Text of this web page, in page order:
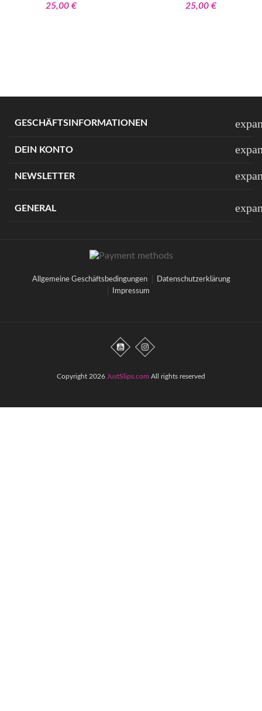
25,00 €
25,00 €
GESCHÄFTSINFORMATIONEN
DEIN KONTO
NEWSLETTER
GENERAL
Allgemeine Geschäftsbedingungen
Datenschutzerklärung
Impressum
Copyright 2026 JustSlips.com All rights reserved